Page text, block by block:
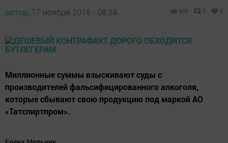
автор, 17 ноября 2016 - 08:34 924 0 0
Миллионные суммы взыскивают суды с
производителей фальсифицированного алкоголя,
которые сбывают свою продукцию под маркой АО
«Татспиртпром».